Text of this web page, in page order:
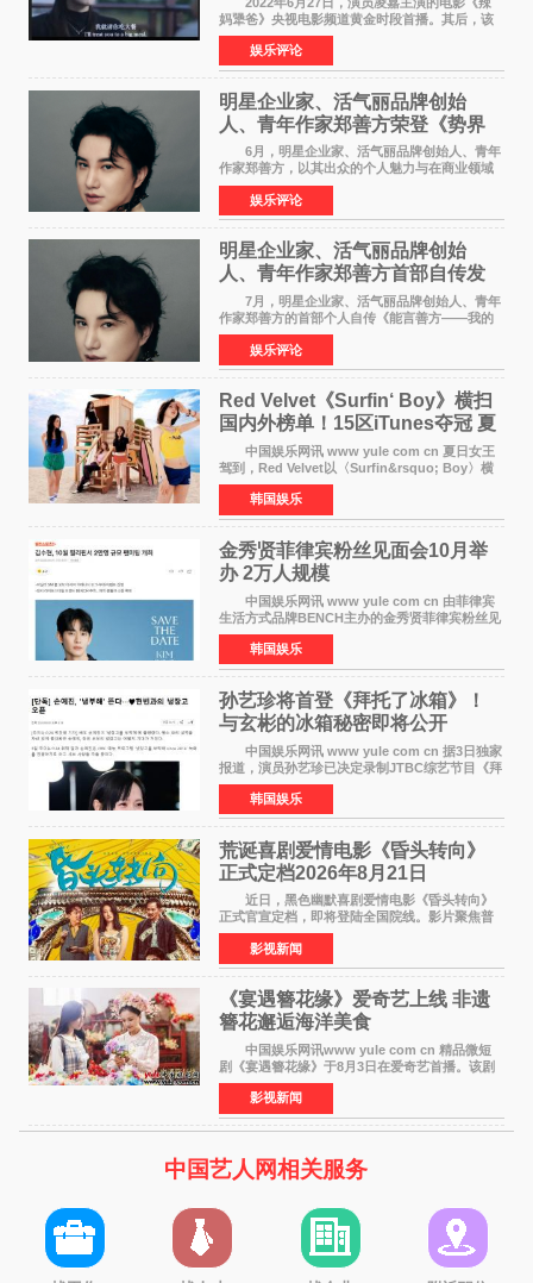
妈犟爸》央视电影频道黄金时段首播。其后，该
电影在央视电影频道多次复播（2022年8月10
日，2022年9月30日，2023年7月17日，2025年7
月14日）。除了多次复
娱乐评论
明星企业家、活气丽品牌创始
人、青年作家郑善方荣登《势界
POWERCIRCLES》6月刊
6月，明星企业家、活气丽品牌创始人、青年
作家郑善方，以其出众的个人魅力与在商业领域
的卓越建树，成功登上《势界
POWERCIRCLES》，展现了他在时尚与商业领
域的双重影响力。 明星企业家、青
娱乐评论
明星企业家、活气丽品牌创始
人、青年作家郑善方首部自传发
布， 书写跨界创业者的成长答卷
7月，明星企业家、活气丽品牌创始人、青年
作家郑善方的首部个人自传《能言善方——我的
跨界人生》正式发行。这本书以他的人生轨迹为
脉络，首次完整公开了从逐梦少年到横跨美业、
公益等多领域的
娱乐评论
Red Velvet《Surfin‘ Boy》横扫
国内外榜单！15区iTunes夺冠 夏
日女王强势回归
中国娱乐网讯 www yule com cn 夏日女王
驾到，Red Velvet以〈Surfin&rsquo; Boy〉横
扫国内外榜单，获得音乐粉丝的热烈反响。
Red Velvet于3日发行了夏日迷你专辑《Velvet
Summer》，
韩国娱乐
金秀贤菲律宾粉丝见面会10月举
办 2万人规模
中国娱乐网讯 www yule com cn 由菲律宾
生活方式品牌BENCH主办的金秀贤菲律宾粉丝见
面会，将于10月2日在马尼拉SM Mall of
Asia（MOA）竞技场举行，预计规模达2万人。
这也是金秀贤自去年陷
韩国娱乐
孙艺珍将首登《拜托了冰箱》！
与玄彬的冰箱秘密即将公开
中国娱乐网讯 www yule com cn 据3日独家
报道，演员孙艺珍已决定录制JTBC综艺节目《拜
托了冰箱》，目前正在协调具体细节。这是孙艺
珍首次公开个人冰箱，也是她婚后首次以玄彬的
妻子身份参与
韩国娱乐
荒诞喜剧爱情电影《昏头转向》
正式定档2026年8月21日
近日，黑色幽默喜剧爱情电影《昏头转向》
正式官宣定档，即将登陆全国院线。影片聚焦普
通人的荒诞生活，以戏谑诙谐的镜头语言、反转
不断的剧情，融合爆笑喜剧与细腻爱情元素，打
造出一部接地气
影视新闻
《宴遇簪花缘》爱奇艺上线 非遗
簪花邂逅海洋美食
中国娱乐网讯www yule com cn 精品微短
剧《宴遇簪花缘》于8月3日在爱奇艺首播。该剧
是泉州荣膺世界美食之都后推出的首部美食主题
文旅微短剧，实力派演员孙茜特别出演簪花非遗
传承人，她曾参演
影视新闻
中国艺人网相关服务